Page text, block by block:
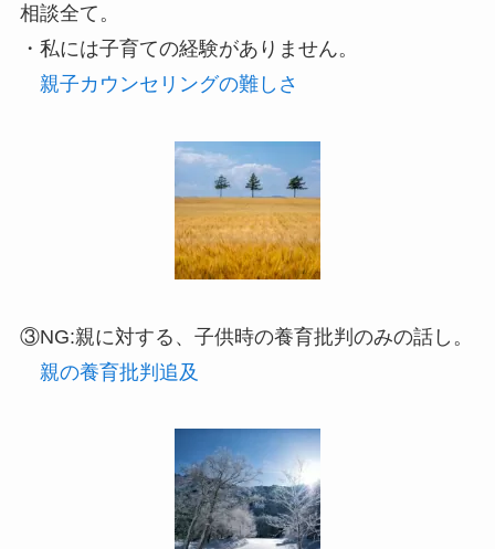
相談全て。
・私には子育ての経験がありません。
親子カウンセリングの難しさ
③NG:親に対する、子供時の養育批判のみの話し。
親の養育批判追及